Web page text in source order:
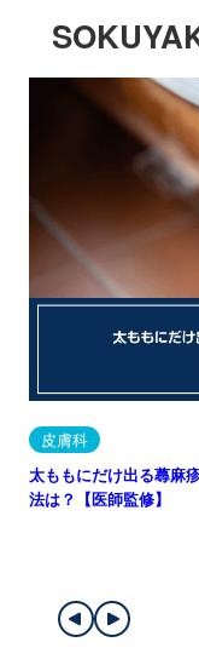
皮膚科
太ももにだけ出る蕁麻
法は？【医師監修】